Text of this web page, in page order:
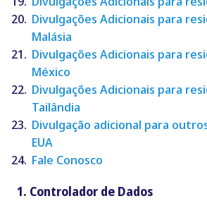
Divulgações Adicionais para
Malásia
Divulgações Adicionais para
México
Divulgações Adicionais para
Tailândia
Divulgação adicional para
EUA
Fale Conosco
1. Controlador de Dados